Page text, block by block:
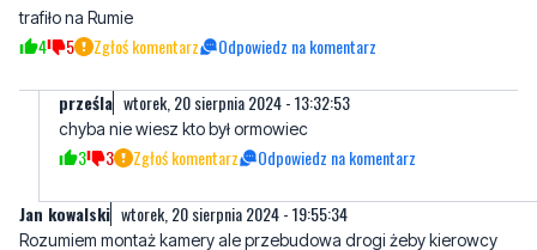
prześla wtorek, 20 sierpnia 2024 - 13:32:53
chyba nie wiesz kto był ormowiec
Jan kowalski wtorek, 20 sierpnia 2024 - 19:55:34
Rozumiem montaż kamery ale przebudowa drogi żeby kierowcy
jedno podstawowe pytanie kto tam staje? Rodzice dzieci co
chodzą tam do szkoły i wieczorami ci którzy korzystają z hali